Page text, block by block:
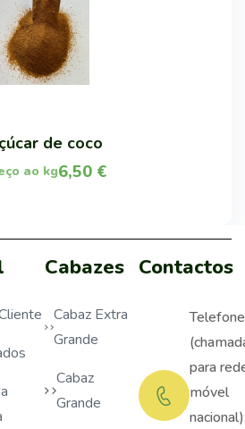
de coco
6,50 €
ao kg
Cabazes
Cabaz Extra
Grande
Cabaz
Grande
Contactos
Telefone
para
móvel